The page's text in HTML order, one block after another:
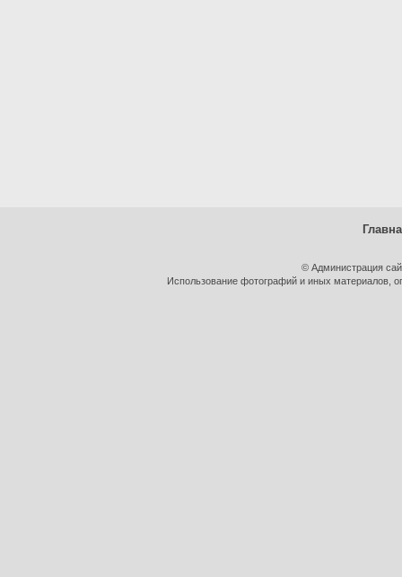
© Администрация
Использование фотографий и иных материалов,